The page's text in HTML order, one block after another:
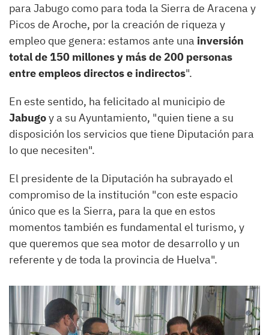
para Jabugo como para toda la Sierra de Aracena y
Picos de Aroche, por la creación de riqueza y
empleo que genera: estamos ante una inversión
total de 150 millones y más de 200 personas
entre empleos directos e indirectos".
En este sentido, ha felicitado al municipio de
Jabugoy a su Ayuntamiento, "quien tiene a su
disposición los servicios que tiene Diputación para
lo que necesiten".
El presidente de la Diputación ha subrayado el
compromiso de la institución "con este espacio
único que es la Sierra, para la que en estos
momentos también es fundamental el turismo, y
que queremos que sea motor de desarrollo y un
referente y de toda la provincia de Huelva".